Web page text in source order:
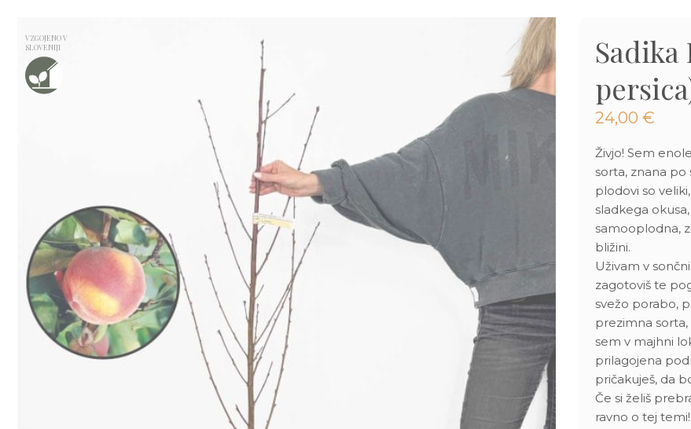
VZGOJENO V
SLOVENIJI
Sadika
24,00 €
Živjo! Sem
sorta, znana
plodovi so
sladkega
samooplodna,
bližini.
Uživam v
zagotoviš te
svežo porabo,
prezimna
sem v majhni
prilagojena
pričakuješ, da
Če si želiš
ravno o tej temi!